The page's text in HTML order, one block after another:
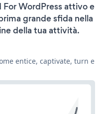
WordPress attivo e
grande sfida nella
della tua attività.
entice, captivate, turn e